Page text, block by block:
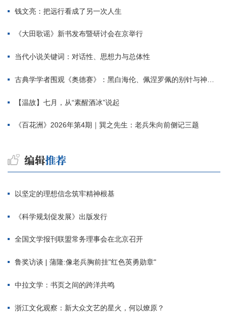
钱文亮：把远行看成了另一次人生
《大田歌谣》新书发布暨研讨会在京举行
当代小说关键词：对话性、思想力与总体性
古典学学者围观《奥德赛》：黑白海伦、佩涅罗佩的别针与神秘入侵者
【温故】七月，从“素醒酒冰”说起
《百花洲》2026年第4期｜巽之先生：老兵朱向前侧记三题
以坚定的理想信念筑牢精神根基
《科学规划促发展》出版发行
全国文学报刊联盟常务理事会在北京召开
鲁奖访谈 | 蒲隆:像老兵胸前挂"红色英勇勋章"
中拉文学：书页之间的跨洋共鸣
浙江文化观察：新大众文艺的星火，何以燎原？